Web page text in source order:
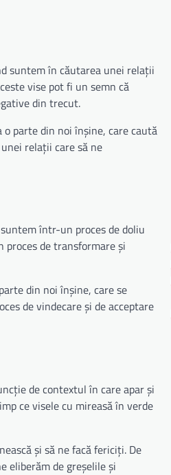
suntem în căutarea unei relații
vise pot fi un semn că
din trecut.
parte din noi înșine, care caută
relații care să ne
într-un proces de doliu
proces de transformare și
din noi înșine, care se
de vindecare și de acceptare
de contextul în care apar și
ce visele cu mireasă în verde
și să ne facă fericiți. De
eliberăm de greșelile și